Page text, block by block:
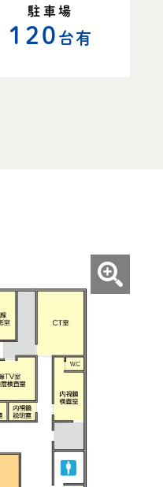
駐車場
120 台有